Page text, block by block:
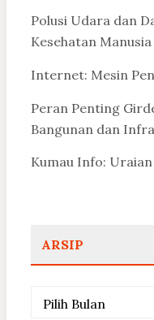
Polusi Udara dan
Kesehatan Manusia
Internet: Mesin
Peran Penting
Bangunan dan
Kumau Info:
ARSIP
Arsip